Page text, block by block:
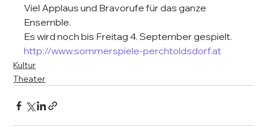
Viel Applaus und Bravorufe für das ganze
Ensemble.
Es wird noch bis Freitag 4. September gespielt.
http://www.sommerspiele-perchtoldsdorf.at
Kultur
Theater